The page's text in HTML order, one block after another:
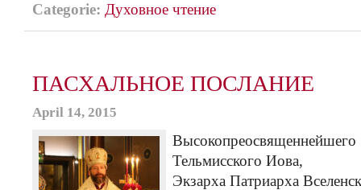
Categorie: Духовное чтение
ПАСХАЛЬНОЕ ПОСЛАНИЕ
April 14, 2015
Тельмисского Иова,
Экзарха Патриарха